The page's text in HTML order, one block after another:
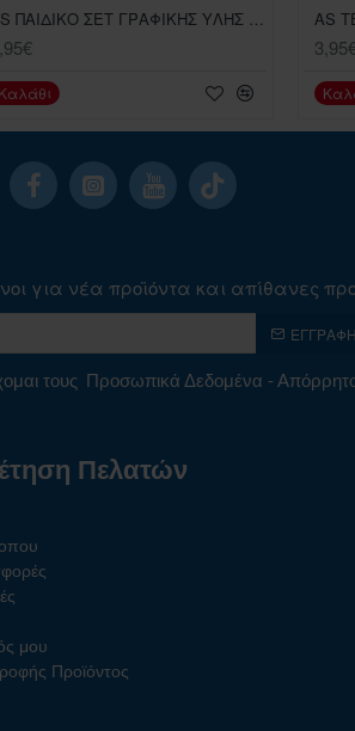
Καλάθι
για νέα προϊόντα και απίθανες
ΕΓΓΡΑΦΉ
τους Προσωπικά Δεδομένα -
Πελατών
μου
Προϊόντος